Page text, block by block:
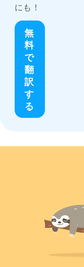
にも！
無
料
で
翻
訳
す
る